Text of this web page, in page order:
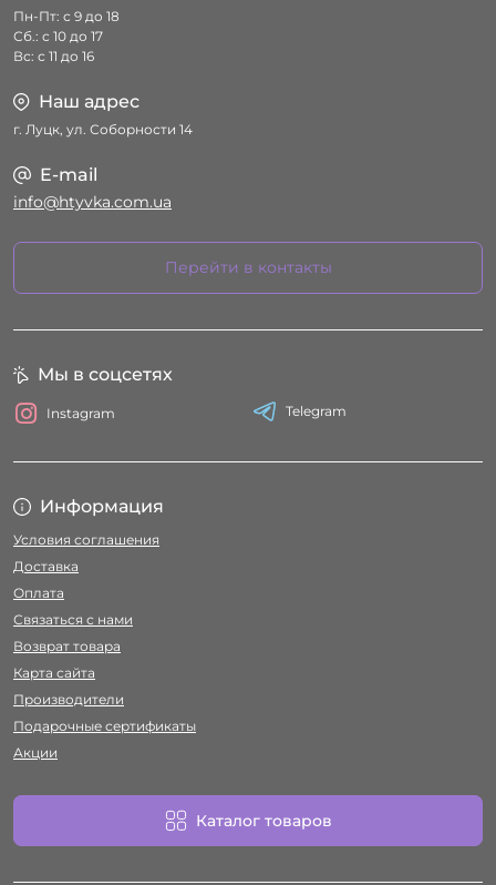
Пн-Пт: с 9 до 18
Сб.: с 10 до 17
Вс: с 11 до 16
Наш адрес
г. Луцк, ул. Соборности 14
E-mail
info@htyvka.com.ua
Перейти в контакты
Информация
Условия соглашения
Доставка
Оплата
Связаться с нами
Возврат товара
Карта сайта
Производители
Подарочные сертификаты
Акции
Каталог товаров
Мы в соцсетях
Instagram Telegram